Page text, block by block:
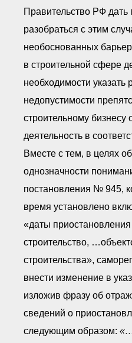
Правительство РФ дать
разобраться с этим
необоснованных
в строительной сфере
необходимости
недопустимости
строительному бизнесу
деятельность в
Вместе с тем, в целях
однозначности
постановления № 945,
время установлено
«даты
строительство,
строительства»,
внести изменение в
изложив фразу об
сведений о
следующим образом: